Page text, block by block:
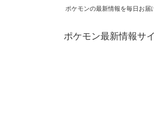
ポケモンの最新情報を毎日お届
ポケモン最新情報サ